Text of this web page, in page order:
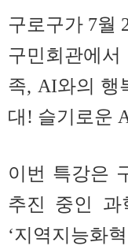
구로구가 7월
구민회관에
족, AI와의 행
대! 슬기로운
이번 특강은
추진 중인 과
‘지역지능화